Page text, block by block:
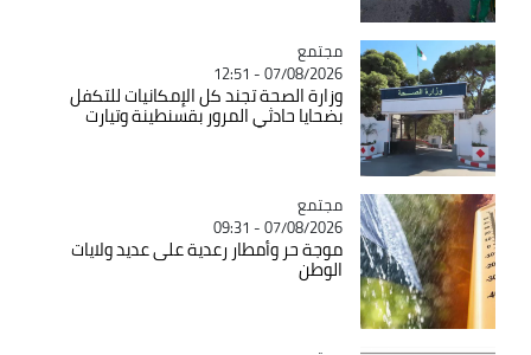
Catégorie
مجتمع
07/08/2026 - 12:51
وزارة الصحة تجند كل الإمكانيات للتكفل
بضحايا حادثي المرور بقسنطينة وتيارت
Catégorie
مجتمع
07/08/2026 - 09:31
موجة حر وأمطار رعدية على عديد ولايات
الوطن